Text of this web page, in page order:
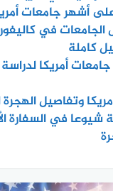
أشهر جامعات
في
كاملة
جامعات أمريكا
وتفاصيل الهجرة
أسئلة شيوعا في